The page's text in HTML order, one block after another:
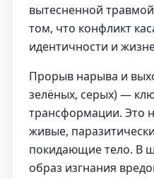
вытесненной
том, что конфликт
идентичности и
Прорыв нарыва и
зелёных, серых) —
трансформации. Это
живые,
покидающие тело. В
образ изгнания